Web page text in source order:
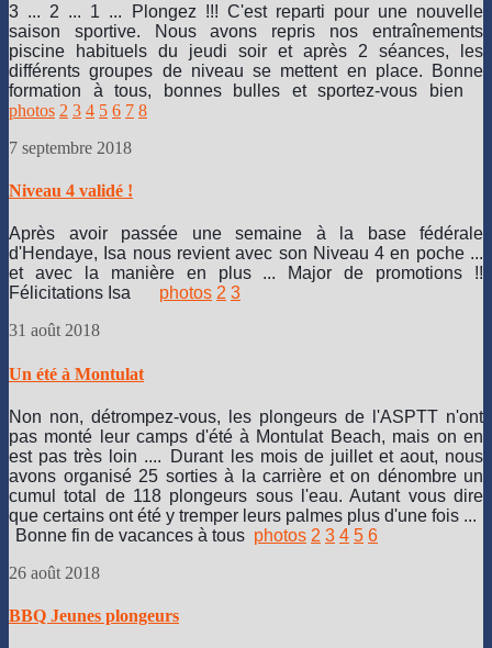
3 ... 2 ... 1 ... Plongez !!! C'est reparti pour une nouvelle
saison sportive. Nous avons repris nos entraînements
piscine habituels du jeudi soir et après 2 séances, les
différents groupes de niveau se mettent en place. Bonne
formation à tous, bonnes bulles et sportez-vous bien
photos 2 3 4 5 6 7 8
7 septembre 2018
Niveau 4 validé !
Après avoir passée une semaine à la base fédérale
d'Hendaye, Isa nous revient avec son Niveau 4 en poche ...
et avec la manière en plus ... Major de promotions !!
Félicitations Isa
photos 2 3
31 août 2018
Un été à Montulat
Non non, détrompez-vous, les plongeurs de l'ASPTT n'ont
pas monté leur camps d'été à Montulat Beach, mais on en
est pas très loin ....
Durant les mois de juillet et aout, nous
avons organisé 25 sorties à la carrière et on dénombre un
cumul total de 118 plongeurs sous l'eau. Autant vous dire
que certains ont été y tremper leurs palmes plus d'une fois ...
Bonne fin de vacances à tous photos 2 3 4 5 6
26 août 2018
BBQ Jeunes plongeurs